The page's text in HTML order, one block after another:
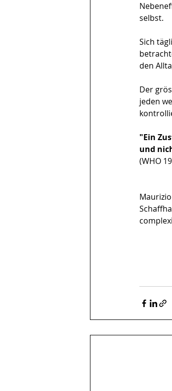
selbst.
Sich
den
Der
jeden
"Ein
und
(WHO